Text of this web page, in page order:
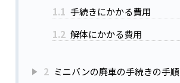
1.1 手続きにかかる費用
1.2 解体にかかる費用
2 ミニバンの廃車の手続きの手順